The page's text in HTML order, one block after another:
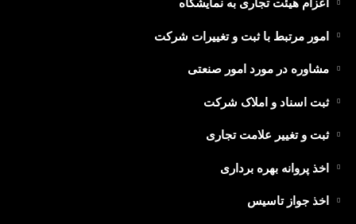
اعزام هیئت تجاری به نمایشگاه
امور مرتبط با ثبت و تغییرات شرکت
مشاوره در مورد امور صنعتی
ثبت اسناد و املاک شرکت
ثبت و تغییر علامت تجاری
اخذ پروانه بهره برداری
اخذ جواز تاسیس